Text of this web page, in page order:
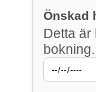
Önskad
Detta är
bokning.